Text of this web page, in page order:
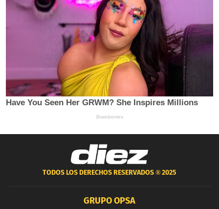
TODOS LOS DERECHOS RESERVADOS ®2025
GRUPO OPSA